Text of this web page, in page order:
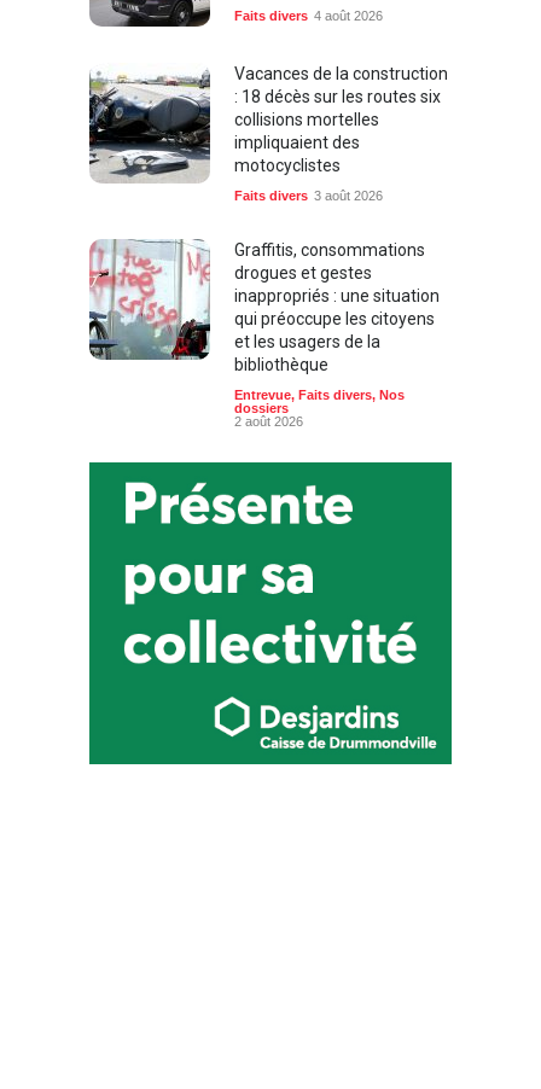
Faits divers 4 août 2026
Vacances de la construction
: 18 décès sur les routes six
collisions mortelles
impliquaient des
motocyclistes
Faits divers 3 août 2026
Graffitis, consommations
drogues et gestes
inappropriés : une situation
qui préoccupe les citoyens
et les usagers de la
bibliothèque
Entrevue, Faits divers, Nos
dossiers
2 août 2026